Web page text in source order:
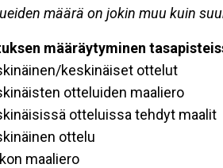
määrä on jokin muu kuin
määräytyminen
keskinäiset ottelut
otteluiden maaliero
otteluissa tehdyt maalit
ottelu
maaliero